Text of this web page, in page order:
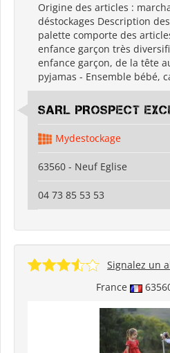
Origine des articles :
déstockages Description
palette comporte des
enfance garçon très
enfance garçon, de la tête
pyjamas - Ensemble bébé,
SARL PROSPECT
Mydestockage
63560 - Neuf Eglise
04 73 85 53 53
France
Signalez un